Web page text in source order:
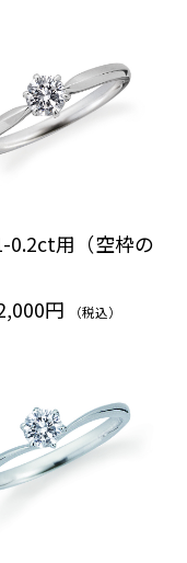
0.2ct用（空枠の
円
（税込）